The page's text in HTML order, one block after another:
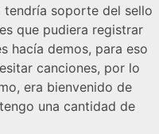
tendría soporte del sello
que pudiera registrar
hacía demos, para eso
canciones, por lo
era bienvenido de
una cantidad de